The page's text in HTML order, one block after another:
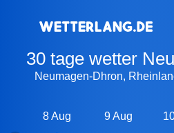
30 tage wetter
Neumagen-Dhron,
8 Aug 9 Aug